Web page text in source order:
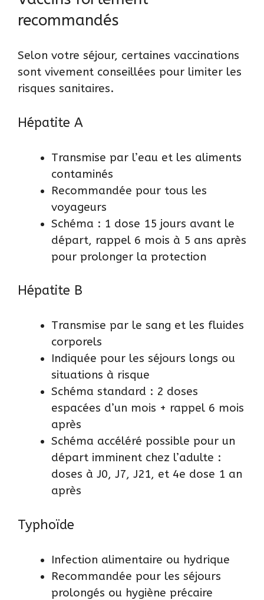
recommandés
Selon votre séjour, certaines vaccinations
sont vivement conseillées pour limiter les
risques sanitaires.
Hépatite A
Transmise par l’eau et les aliments
contaminés
Recommandée pour tous les
voyageurs
Schéma : 1 dose 15 jours avant le
départ, rappel 6 mois à 5 ans après
pour prolonger la protection
Hépatite B
Transmise par le sang et les fluides
corporels
Indiquée pour les séjours longs ou
situations à risque
Schéma standard : 2 doses
espacées d’un mois + rappel 6 mois
après
Schéma accéléré possible pour un
départ imminent chez l’adulte :
doses à J0, J7, J21, et 4e dose 1 an
après
Typhoïde
Infection alimentaire ou hydrique
Recommandée pour les séjours
prolongés ou hygiène précaire